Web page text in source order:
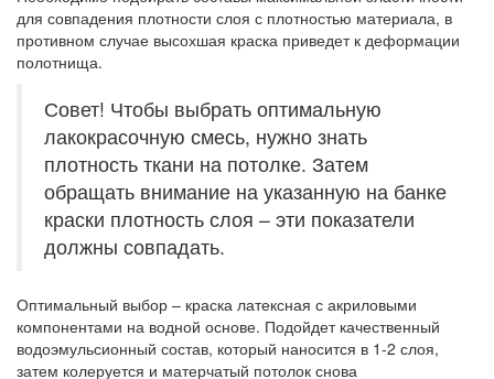
для совпадения плотности слоя с плотностью материала, в
противном случае высохшая краска приведет к деформации
полотнища.
Совет! Чтобы выбрать оптимальную
лакокрасочную смесь, нужно знать
плотность ткани на потолке. Затем
обращать внимание на указанную на банке
краски плотность слоя – эти показатели
должны совпадать.
Оптимальный выбор – краска латексная с акриловыми
компонентами на водной основе. Подойдет качественный
водоэмульсионный состав, который наносится в 1-2 слоя,
затем колеруется и матерчатый потолок снова